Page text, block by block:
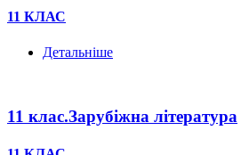
11 КЛАС
Детальніше
11 клас.Зарубіжна література